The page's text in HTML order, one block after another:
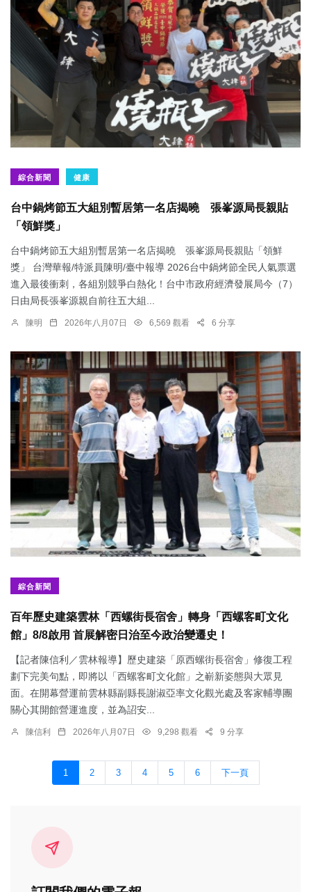
綜合新聞 健康
台中鍋烤節五大組別暫居第一名店揭曉 張峯源局長親貼
「領鮮獎」
台中鍋烤節五大組別暫居第一名店揭曉 張峯源局長親貼「領鮮
獎」 台灣華報/特派員陳明/臺中報導 2026台中鍋烤節全民人氣票選
進入最後衝刺，各組別競爭白熱化！台中市政府經濟發展局今（7）
日由局長張峯源親自前往五大組...
陳明 2026年八月07日 6,569 觀看 6 分享
綜合新聞
百年歷史建築雲林「西螺街長宿舍」轉身「西螺客町文化
館」8/8啟用 首展解密日治至今政治變遷史！
【記者陳信利／雲林報導】歷史建築「原西螺街長宿舍」修復工程
劃下完美句點，即將以「西螺客町文化館」之嶄新姿態與大眾見
面。在開幕營運前雲林縣副縣長謝淑亞率文化觀光處及客家輔導團
關心其開館營運進度，並為詔安...
陳信利 2026年八月07日 9,298 觀看 9 分享
1 2 3 4 5 6 下一頁